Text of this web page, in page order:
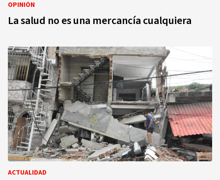
OPINIÓN
La salud no es una mercancía cualquiera
ACTUALIDAD